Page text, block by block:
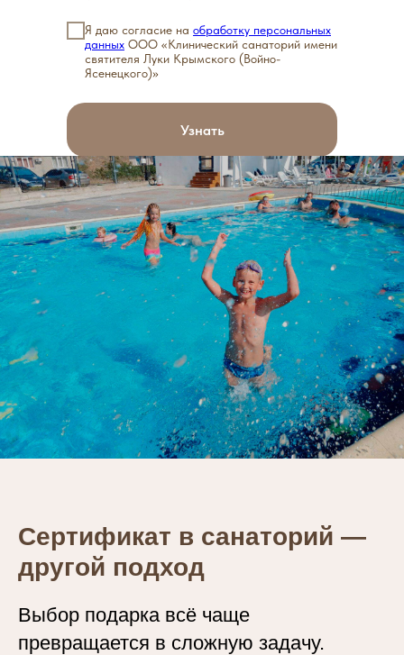
Я даю согласие на обработку персональных
данных ООО «Клинический санаторий имени
святителя Луки Крымского (Войно-
Ясенецкого)»
Узнать
Сертификат в санаторий —
другой подход
Выбор подарка всё чаще
превращается в сложную задачу.